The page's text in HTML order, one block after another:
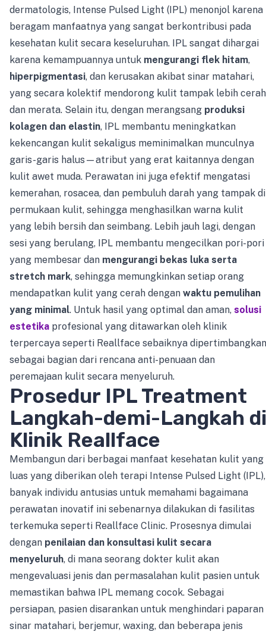
dermatologis, Intense Pulsed Light (IPL) menonjol karena
beragam manfaatnya yang sangat berkontribusi pada
kesehatan kulit secara keseluruhan. IPL sangat dihargai
karena kemampuannya untuk mengurangi flek hitam,
hiperpigmentasi, dan kerusakan akibat sinar matahari,
yang secara kolektif mendorong kulit tampak lebih cerah
dan merata. Selain itu, dengan merangsang produksi
kolagen dan elastin, IPL membantu meningkatkan
kekencangan kulit sekaligus meminimalkan munculnya
garis-garis halus—atribut yang erat kaitannya dengan
kulit awet muda. Perawatan ini juga efektif mengatasi
kemerahan, rosacea, dan pembuluh darah yang tampak di
permukaan kulit, sehingga menghasilkan warna kulit
yang lebih bersih dan seimbang. Lebih jauh lagi, dengan
sesi yang berulang, IPL membantu mengecilkan pori-pori
yang membesar dan mengurangi bekas luka serta
stretch mark, sehingga memungkinkan setiap orang
mendapatkan kulit yang cerah dengan waktu pemulihan
yang minimal. Untuk hasil yang optimal dan aman, solusi
estetika profesional yang ditawarkan oleh klinik
terpercaya seperti Reallface sebaiknya dipertimbangkan
sebagai bagian dari rencana anti-penuaan dan
peremajaan kulit secara menyeluruh.
Prosedur IPL Treatment
Langkah-demi-Langkah di
Klinik Reallface
Membangun dari berbagai manfaat kesehatan kulit yang
luas yang diberikan oleh terapi Intense Pulsed Light (IPL),
banyak individu antusias untuk memahami bagaimana
perawatan inovatif ini sebenarnya dilakukan di fasilitas
terkemuka seperti Reallface Clinic. Prosesnya dimulai
dengan penilaian dan konsultasi kulit secara
menyeluruh, di mana seorang dokter kulit akan
mengevaluasi jenis dan permasalahan kulit pasien untuk
memastikan bahwa IPL memang cocok. Sebagai
persiapan, pasien disarankan untuk menghindari paparan
sinar matahari, berjemur, waxing, dan beberapa jenis